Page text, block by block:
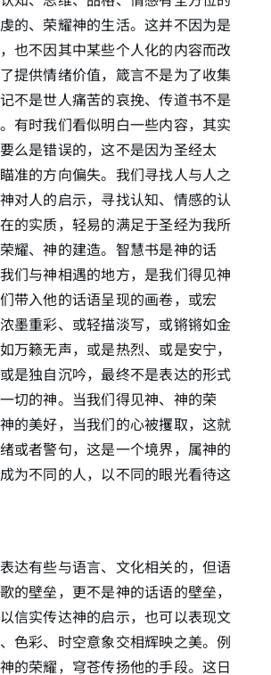
的、荣耀神的生活。这并不因为是
也不因其中某些个人化的内容而改
提供情绪价值，箴言不是为了收集
不是世人痛苦的哀挽、传道书不是
有时我们看似明白一些内容，其实
么是错误的，这不是因为圣经太
准的方向偏失。我们寻找人与人之
对人的启示，寻找认知、情感的认
的实质，轻易的满足于圣经为我所
耀、神的建造。智慧书是神的话
们与神相遇的地方，是我们得见神
带入他的话语呈现的画卷，或宏
墨重彩、或轻描淡写，或锵锵如金
万籁无声，或是热烈、或是安宁，
是独自沉吟，最终不是表达的形式
切的神。当我们得见神、神的荣
的美好，当我们的心被攫取，这就
或者警句，这是一个境界，属神的
为不同的人，以不同的眼光看待这
达有些与语言、文化相关的，但语
的壁垒，更不是神的话语的壁垒，
信实传达神的启示，也可以表现文
色彩、时空意象交相辉映之美。例
的荣耀，穹苍传扬他的手段。这日